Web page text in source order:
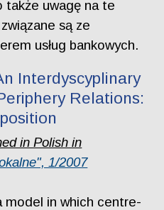
także uwagę na te
są ze
usług bankowych.
Interdyscyplinary
Relations:
in Polish in
1/2007
model in which centre-